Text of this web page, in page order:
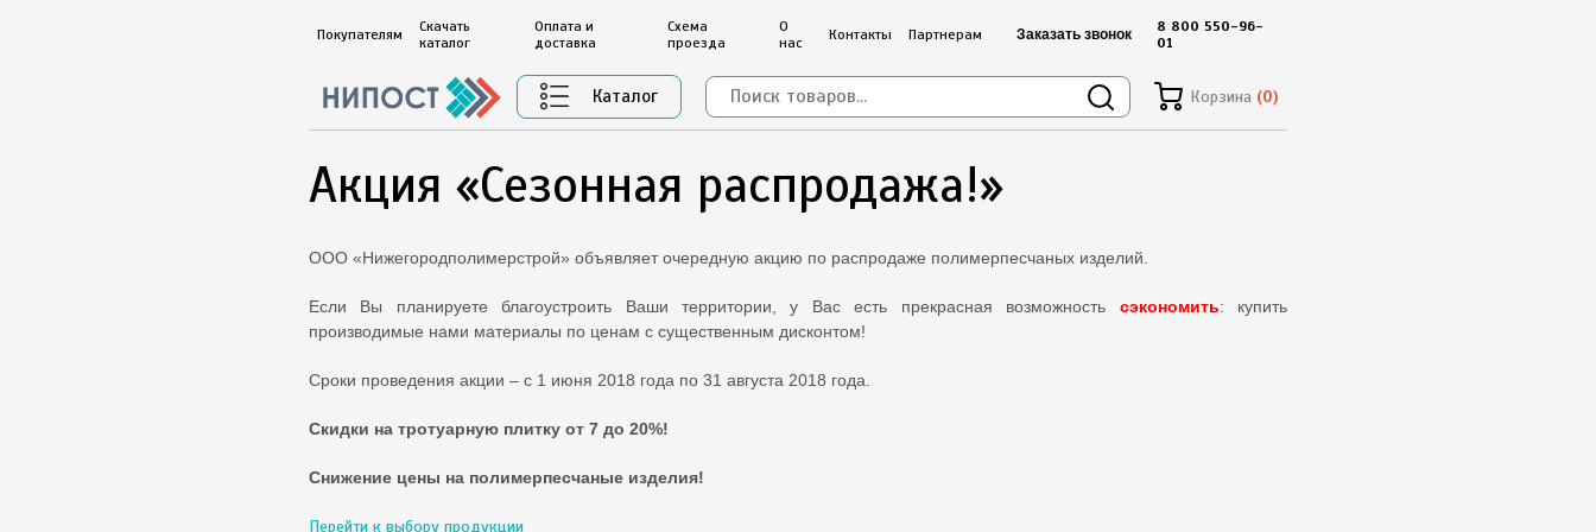
Покупателям
Скачать
каталог
Оплата и
доставка
Схема
проезда
О
нас
Контакты Партнерам Заказать звонок
8 800 550-96-
01
Каталог Корзина (0)
Акция «Сезонная распродажа!»
ООО «Нижегородполимерстрой» объявляет очередную акцию по распродаже полимерпесчаных изделий.
Если Вы планируете благоустроить Ваши территории, у Вас есть прекрасная возможность сэкономить: купить
производимые нами материалы по ценам с существенным дисконтом!
Сроки проведения акции – с 1 июня 2018 года по 31 августа 2018 года.
Скидки на тротуарную плитку от 7 до 20%!
Снижение цены на полимерпесчаные изделия!
Перейти к выбору продукции